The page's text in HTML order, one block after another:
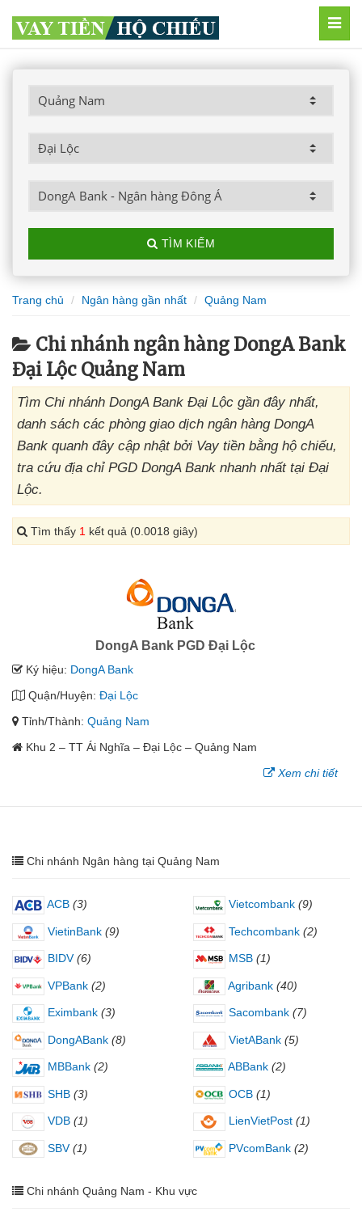
TÌM KIẾM
Trang chủ Ngân hàng gần nhất Quảng Nam
Chi nhánh ngân hàng DongA Bank
Đại Lộc Quảng Nam
Tìm Chi nhánh DongA Bank Đại Lộc gần đây nhất,
danh sách các phòng giao dịch ngân hàng DongA
Bank quanh đây cập nhật bởi Vay tiền bằng hộ chiếu,
tra cứu địa chỉ PGD DongA Bank nhanh nhất tại Đại
Lộc.
Tìm thấy 1 kết quả (0.0018 giây)
DongA Bank PGD Đại Lộc
Ký hiệu: DongA Bank
Quận/Huyện: Đại Lộc
Tỉnh/Thành: Quảng Nam
Khu 2 – TT Ái Nghĩa – Đại Lộc – Quảng Nam
Xem chi tiết
Chi nhánh Ngân hàng tại Quảng Nam
ACB (3) Vietcombank (9)
VietinBank (9) Techcombank (2)
BIDV (6) MSB (1)
VPBank (2) Agribank (40)
Eximbank (3) Sacombank (7)
DongABank (8) VietABank (5)
MBBank (2) ABBank (2)
SHB (3) OCB (1)
VDB (1) LienVietPost (1)
SBV (1) PVcomBank (2)
Chi nhánh Quảng Nam - Khu vực